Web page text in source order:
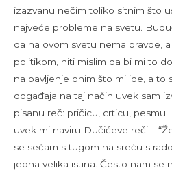
izazvanu nečim toliko sitnim što
najveće probleme na svetu.
da na ovom svetu nema pravde,
politikom, niti mislim da bi mi to
na bavljenje onim što mi ide, a to
događaja na taj način uvek sam
pisanu reč: pričicu, crticu,
uvek mi naviru Dučićeve reči –
se sećam s tugom na sreću s
jedna velika istina. Često nam se